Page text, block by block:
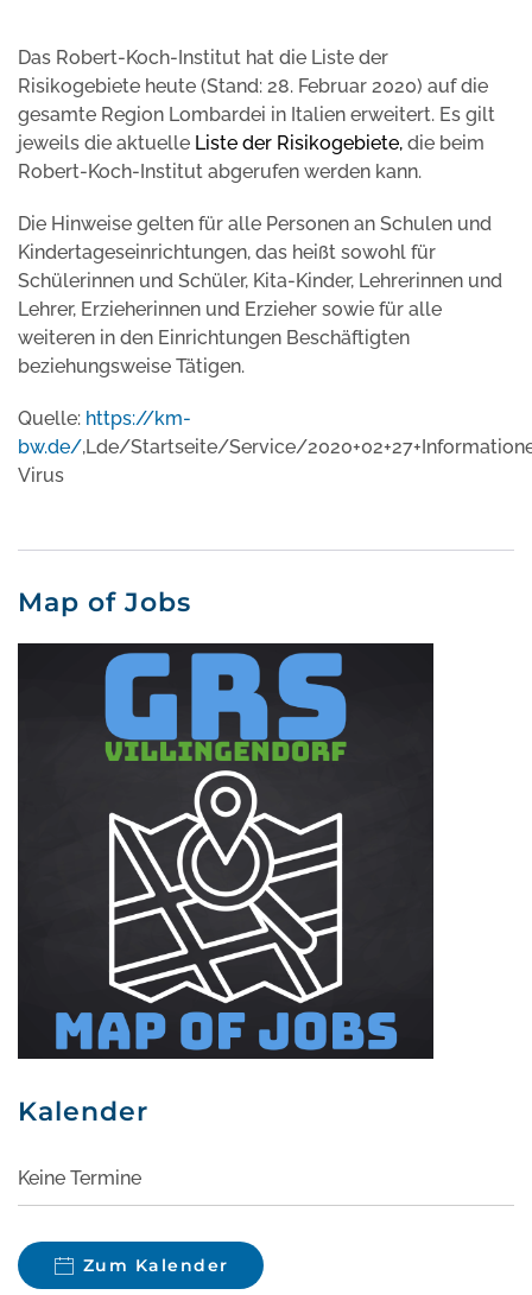
Das Robert-Koch-Institut hat die Liste der
Risikogebiete heute (Stand: 28. Februar 2020) auf die
gesamte Region Lombardei in Italien erweitert. Es gilt
jeweils die aktuelle Liste der Risikogebiete, die beim
Robert-Koch-Institut abgerufen werden kann.
Die Hinweise gelten für alle Personen an Schulen und
Kindertageseinrichtungen, das heißt sowohl für
Schülerinnen und Schüler, Kita-Kinder, Lehrerinnen und
Lehrer, Erzieherinnen und Erzieher sowie für alle
weiteren in den Einrichtungen Beschäftigten
beziehungsweise Tätigen.
Quelle: https://km-
bw.de/,Lde/Startseite/Service/
Virus
Map of Jobs
Kalender
Keine Termine
Zum Kalender